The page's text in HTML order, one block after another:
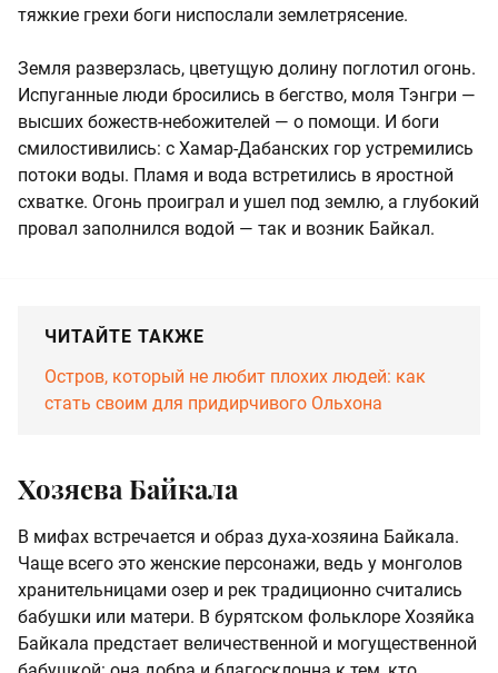
тяжкие грехи боги ниспослали землетрясение.
Земля разверзлась, цветущую долину поглотил огонь.
Испуганные люди бросились в бегство, моля Тэнгри —
высших божеств-небожителей — о помощи. И боги
смилостивились: с Хамар-Дабанских гор устремились
потоки воды. Пламя и вода встретились в яростной
схватке. Огонь проиграл и ушел под землю, а глубокий
провал заполнился водой — так и возник Байкал.
ЧИТАЙТЕ ТАКЖЕ
Остров, который не любит плохих людей: как
стать своим для придирчивого Ольхона
Хозяева Байкала
В мифах встречается и образ духа-хозяина Байкала.
Чаще всего это женские персонажи, ведь у монголов
хранительницами озер и рек традиционно считались
бабушки или матери. В бурятском фольклоре Хозяйка
Байкала предстает величественной и могущественной